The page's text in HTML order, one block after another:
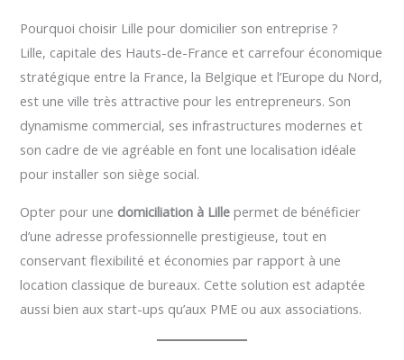
Pourquoi choisir Lille pour domicilier son entreprise ?
Lille, capitale des Hauts-de-France et carrefour économique
stratégique entre la France, la Belgique et l’Europe du Nord,
est une ville très attractive pour les entrepreneurs. Son
dynamisme commercial, ses infrastructures modernes et
son cadre de vie agréable en font une localisation idéale
pour installer son siège social.
Opter pour une domiciliation à Lille permet de bénéficier
d’une adresse professionnelle prestigieuse, tout en
conservant flexibilité et économies par rapport à une
location classique de bureaux. Cette solution est adaptée
aussi bien aux start-ups qu’aux PME ou aux associations.